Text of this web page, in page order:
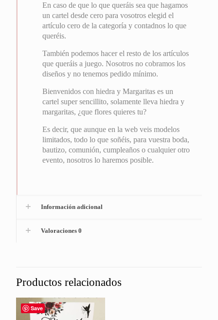
En caso de que lo que queráis sea que hagamos
un cartel desde cero para vosotros elegid el
artículo cero de la categoría y contadnos lo que
queréis.
También podemos hacer el resto de los artículos
que queráis a juego. Nosotros no cobramos los
diseños y no tenemos pedido mínimo.
Bienvenidos con hiedra y Margaritas es un
cartel super sencillito, solamente lleva hiedra y
margaritas, ¿que flores quieres tu?
Es decir, que aunque en la web veis modelos
limitados, todo lo que soñéis, para vuestra boda,
bautizo, comunión, cumpleaños o cualquier otro
evento, nosotros lo haremos posible.
Información adicional
Valoraciones 0
Productos relacionados
Save